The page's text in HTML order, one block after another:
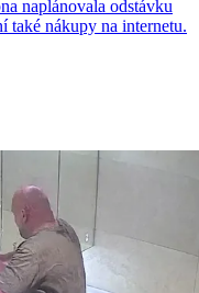
naplánovala odstávku
také nákupy na internetu.